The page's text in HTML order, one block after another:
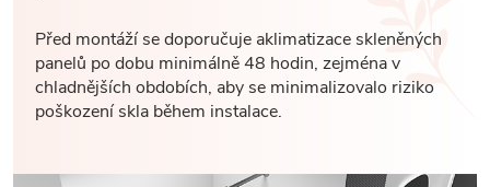
Před montáží se doporučuje aklimatizace skleněných
panelů po dobu minimálně 48 hodin, zejména v
chladnějších obdobích, aby se minimalizovalo riziko
poškození skla během instalace.